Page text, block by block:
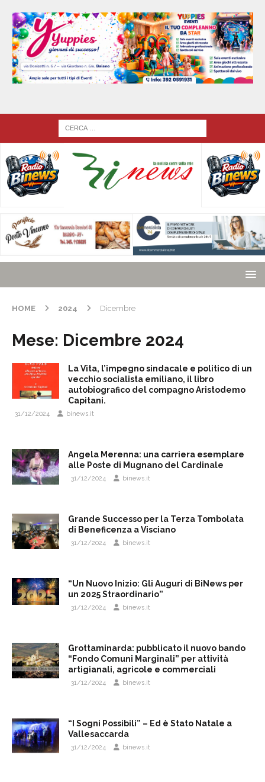
HOME 2024 Dicembre
Mese: Dicembre 2024
La Vita, l’impegno sindacale e politico di un
vecchio socialista emiliano, il libro
autobiografico del compagno Aristodemo
Capitani.
31/12/2024 binews.it
Angela Merenna: una carriera esemplare
alle Poste di Mugnano del Cardinale
31/12/2024 binews.it
Grande Successo per la Terza Tombolata
di Beneficenza a Visciano
31/12/2024 binews.it
“Un Nuovo Inizio: Gli Auguri di BiNews per
un 2025 Straordinario”
31/12/2024 binews.it
Grottaminarda: pubblicato il nuovo bando
“Fondo Comuni Marginali” per attività
artigianali, agricole e commerciali
31/12/2024 binews.it
“I Sogni Possibili” – Ed è Stato Natale a
Vallesaccarda
31/12/2024 binews.it